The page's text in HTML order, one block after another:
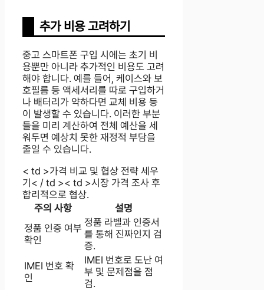
추가 비용 고려하기
중고 스마트폰 구입 시에는 초기 비
용뿐만 아니라 추가적인 비용도 고려
해야 합니다. 예를 들어, 케이스와 보
호필름 등 액세서리를 따로 구입하거
나 배터리가 약하다면 교체 비용 등
이 발생할 수 있습니다. 이러한 부분
들을 미리 계산하여 전체 예산을 세
워두면 예상치 못한 재정적 부담을
줄일 수 있습니다.
< td >가격 비교 및 협상 전략 세우
기< / td >< td >시장 가격 조사 후
합리적으로 협상.
주의 사항
설명
정품 인증 여부
확인
정품 라벨과 인증서
를 통해 진짜인지 검
증.
IMEI 번호 확
인
IMEI 번호로 도난 여
부 및 문제점을 점
검.